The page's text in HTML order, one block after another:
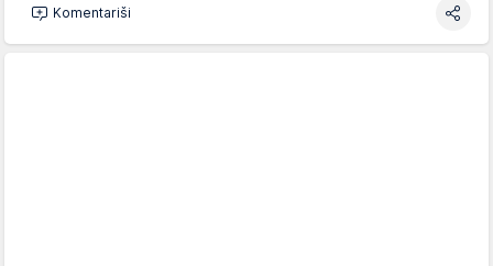
Komentariši